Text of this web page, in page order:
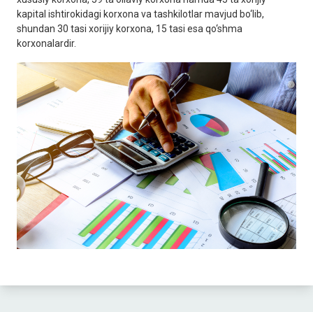
kapital ishtirokidagi korxona va tashkilotlar mavjud bo‘lib,
shundan 30 tasi xorijiy korxona, 15 tasi esa qo‘shma
korxonalardir.